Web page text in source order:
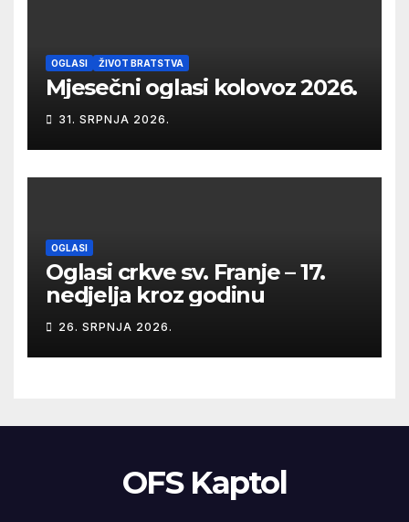
OGLASI ŽIVOT BRATSTVA
Mjesečni oglasi kolovoz 2026.
31. SRPNJA 2026.
OGLASI
Oglasi crkve sv. Franje – 17.
nedjelja kroz godinu
26. SRPNJA 2026.
OFS Kaptol